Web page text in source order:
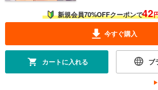
新規会員70%OFFクーポンで42
今すぐ購入
カートに入れる ブ
あらすじを表示する